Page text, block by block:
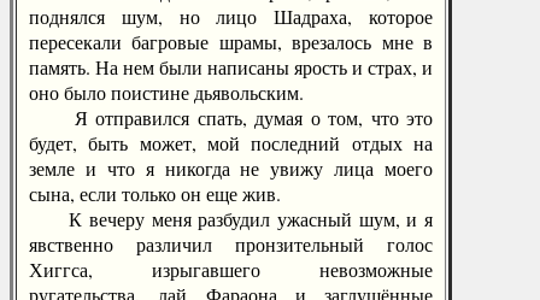
поднялся шум, но лицо Шадраха, которое
пересекали багровые шрамы, врезалось мне в
память. На нем были написаны ярость и страх, и
оно было поистине дьявольским.
Я отправился спать, думая о том, что это
будет, быть может, мой последний отдых на
земле и что я никогда не увижу лица моего
сына, если только он еще жив.
К вечеру меня разбудил ужасный шум, и я
явственно различил пронзительный голос
Хиггса, изрыгавшего невозможные
ругательства, лай Фараона и заглушённые